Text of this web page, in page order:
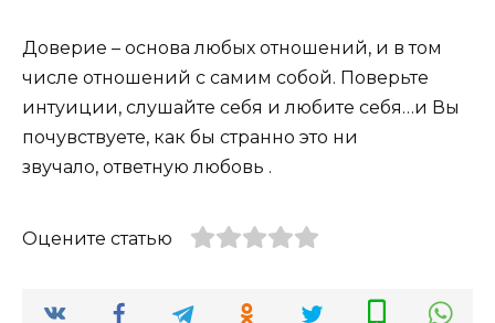
Доверие – основа любых отношений, и в том
числе отношений с самим собой. Поверьте
интуиции, слушайте себя и любите себя…и Вы
почувствуете, как бы странно это ни
звучало, ответную любовь .
Оцените статью